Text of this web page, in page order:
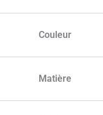
Couleur
Matière